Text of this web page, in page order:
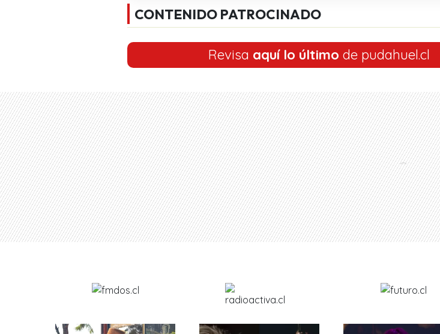
CONTENIDO PATROCINADO
Revisa aquí lo último de pudahuel.cl